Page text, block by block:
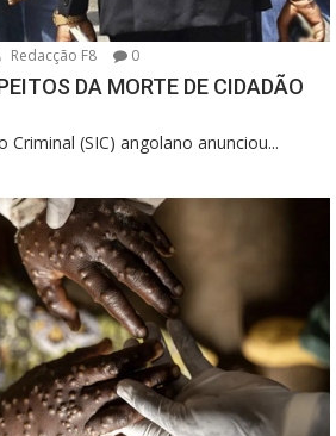
Redacção F8 0
DA MORTE DE CIDADÃO
Criminal (SIC) angolano anunciou...